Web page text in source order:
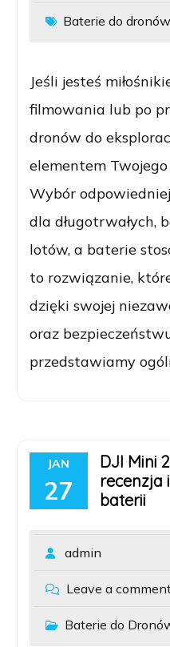
Baterie do dronów
Jeśli jesteś
filmowania lub po
dronów do
elementem
Wybór
dla długotrwałych,
lotów, a baterie
to rozwiązanie,
dzięki swojej
oraz
przedstawiamy
JAN
27
DJI Mini
recenzja
baterii
admin
Leave a
Baterie do